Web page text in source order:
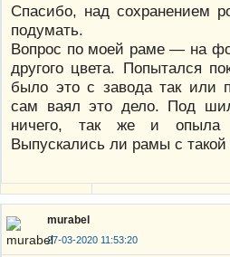
Спасибо, над сохранением
подумать.
Вопрос по моей раме — на
другого цвета. Попытался
было это с завода так или
сам ваял это дело. Под
ничего, так же и
Выпускались ли рамы с такой
murabel
27-03-2020 11:53:20